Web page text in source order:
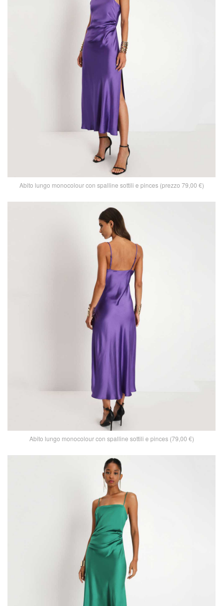
Abito lungo monocolour con spalline sottili e pinces (prezzo 79,00 €)
Abito lungo monocolour con spalline sottili e pinces (79,00 €)